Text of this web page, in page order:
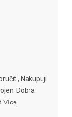
, Nakupuji
Dobrá
Více